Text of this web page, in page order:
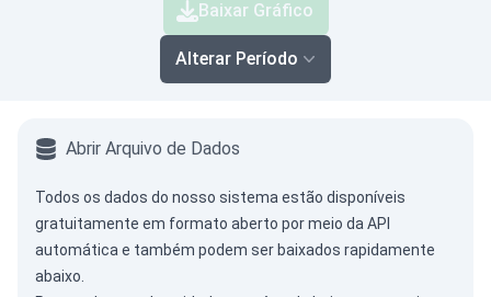
Baixar Gráfico
Alterar Período
Abrir Arquivo de Dados
Todos os dados do nosso sistema estão disponíveis
gratuitamente em formato aberto por meio da API
automática e também podem ser baixados rapidamente
abaixo.